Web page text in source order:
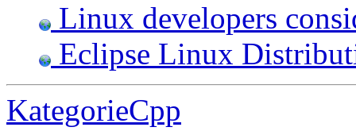
Linux developers
Eclipse Linux
KategorieCpp